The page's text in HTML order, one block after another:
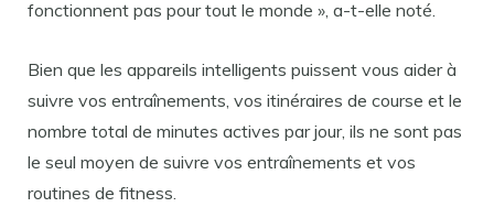
fonctionnent pas pour tout le monde », a-t-elle noté.
Bien que les appareils intelligents puissent vous aider à
suivre vos entraînements, vos itinéraires de course et le
nombre total de minutes actives par jour, ils ne sont pas
le seul moyen de suivre vos entraînements et vos
routines de fitness.